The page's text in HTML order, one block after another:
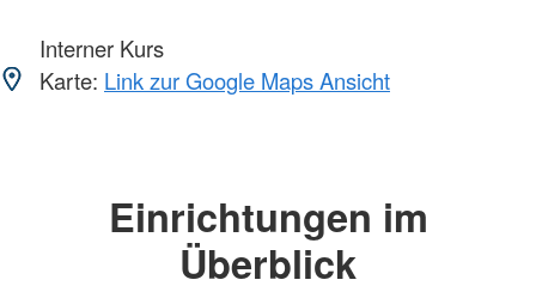
Interner Kurs
Karte: Link zur Google Maps Ansicht
Einrichtungen im
Überblick